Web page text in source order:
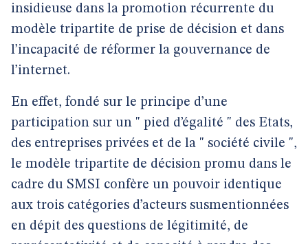
insidieuse dans la promotion récurrente du
modèle tripartite de prise de décision et dans
l’incapacité de réformer la gouvernance de
l’internet.
En effet, fondé sur le principe d’une
participation sur un " pied d’égalité " des Etats,
des entreprises privées et de la " société civile ",
le modèle tripartite de décision promu dans le
cadre du SMSI confère un pouvoir identique
aux trois catégories d’acteurs susmentionnées
en dépit des questions de légitimité, de